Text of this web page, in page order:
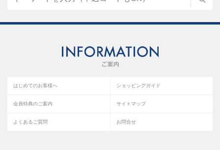
はじめてのお客様へ ショッピングガイド
会員特典のご案内 サイトマップ
よくあるご質問 お問合せ